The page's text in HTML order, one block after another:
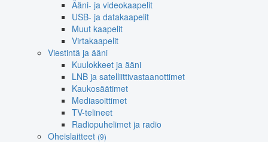
Ääni- ja videokaapelit
USB- ja datakaapelit
Muut kaapelit
Virtakaapelit
Viestintä ja ääni
Kuulokkeet ja ääni
LNB ja satelliittivastaanottimet
Kaukosäätimet
Mediasoittimet
TV-telineet
Radiopuhelimet ja radio
Oheislaitteet (9)